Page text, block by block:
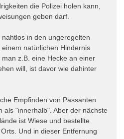
die Polizei holen kann,
geben darf.
in den ungeregelten
natürlichen Hindernis
z.B. eine Hecke an einer
will, ist davor wie dahinter
Empfinden von Passanten
als "innerhalb". Aber der nächste
ist Wiese und bestellte
Und in dieser Entfernung